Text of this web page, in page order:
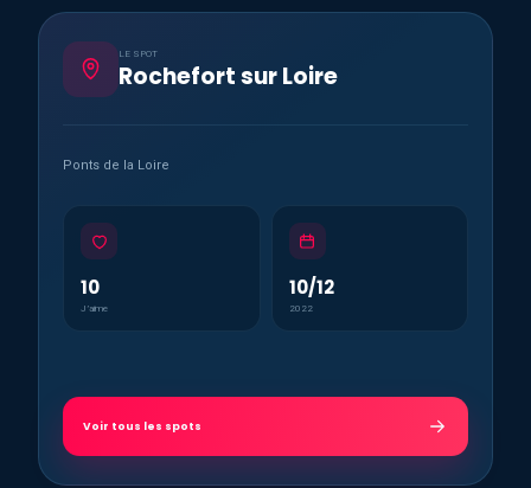
LE SPOT
Rochefort sur Loire
Ponts de la Loire
10
J’aime
10/12
2022
Voir tous les spots